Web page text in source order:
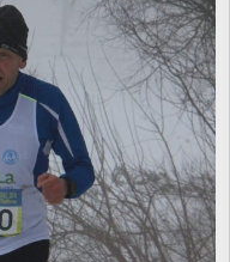
on line 1013